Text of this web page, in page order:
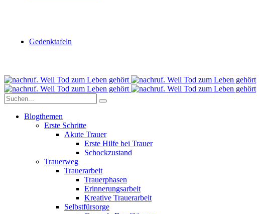
Gedenktafeln
Blogthemen
Erste Schritte
Akute Trauer
Erste Hilfe bei Trauer
Schockzustand
Trauerweg
Trauerarbeit
Trauerphasen
Erinnerungsarbeit
Kreative Trauerarbeit
Selbstfürsorge